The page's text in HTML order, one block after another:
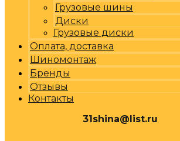
Грузовые шины
Диски
Грузовые диски
Оплата, доставка
Шиномонтаж
Бренды
Отзывы
Контакты
31shina@list.ru